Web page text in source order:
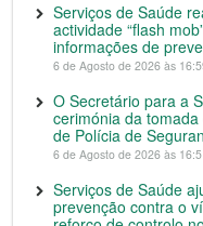
Serviços de Saúde
actividade “flash
informações de
6 de Agosto de 2026 às
O Secretário para a
cerimónia da
de Polícia de
6 de Agosto de 2026 às
Serviços de Saúde
prevenção contra o